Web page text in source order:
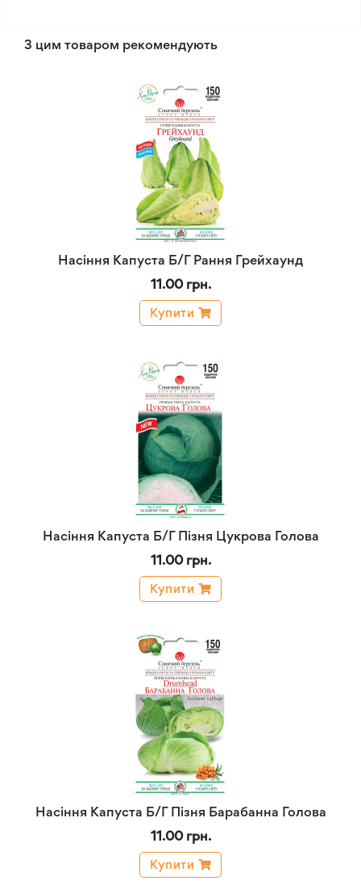
З цим товаром рекомендують
Насіння Капуста Б/Г Рання Грейхаунд
11.00 грн.
Купити
Насіння Капуста Б/Г Пізня Цукрова Голова
11.00 грн.
Купити
Насіння Капуста Б/Г Пізня Барабанна Голова
11.00 грн.
Купити